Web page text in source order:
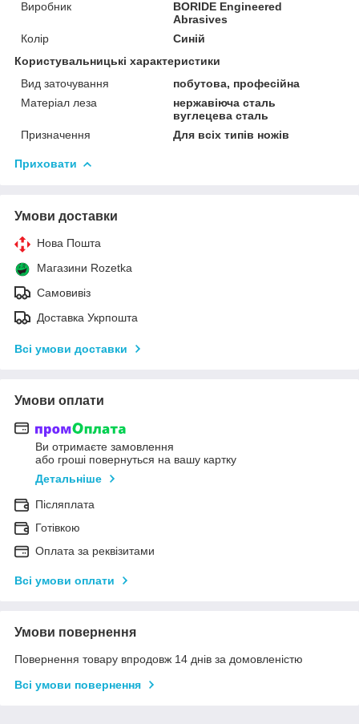
Виробник
BORIDE Engineered
Abrasives
Колір
Синій
Користувальницькі характеристики
Вид заточування
побутова, професійна
Матеріал леза
нержавіюча сталь
вуглецева сталь
Призначення
Для всіх типів ножів
Приховати
Умови доставки
Нова Пошта
Магазини Rozetka
Самовивіз
Доставка Укрпошта
Всі умови доставки
Умови оплати
Ви отримаєте замовлення
або гроші повернуться на вашу картку
Детальніше
Післяплата
Готівкою
Оплата за реквізитами
Всі умови оплати
Умови повернення
Повернення товару впродовж 14 днів за домовленістю
Всі умови повернення